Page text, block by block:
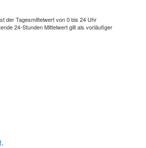
der Tagesmittelwert von 0 bis 24 Uhr
24-Stunden Mittelwert gilt als vorläufiger
.